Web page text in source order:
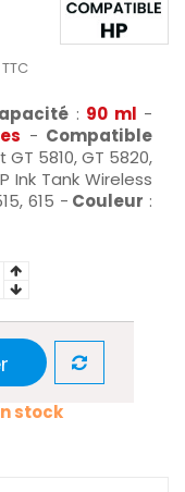
TTC
: 90 ml -
- Compatible
5810, GT 5820,
Ink Tank Wireless
615 - Couleur :
stock